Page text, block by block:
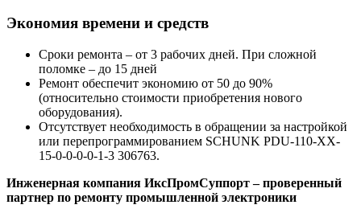
Экономия времени и средств
Сроки ремонта – от 3 рабочих дней. При сложной
поломке – до 15 дней
Ремонт обеспечит экономию от 50 до 90%
(относительно стоимости приобретения нового
оборудования).
Отсутствует необходимость в обращении за настройкой
или перепрограммированием SCHUNK PDU-110-XX-
15-0-0-0-0-1-3 306763.
Инженерная компания ИксПромСуппорт – проверенный
партнер по ремонту промышленной электроники